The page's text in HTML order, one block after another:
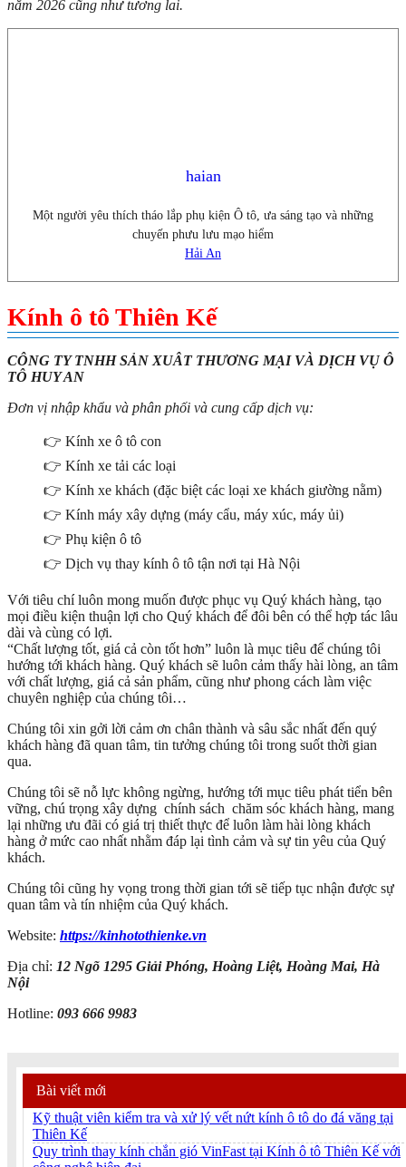
năm 2026 cũng như tương lai.
haian
Một người yêu thích tháo lắp phụ kiện Ô tô, ưa sáng tạo và những
chuyến phưu lưu mạo hiểm
Hải An
Kính ô tô Thiên Kế
CÔNG TY TNHH SẢN XUÂT THƯƠNG MẠI VÀ DỊCH VỤ Ô
TÔ HUY AN
Đơn vị nhập khẩu và phân phối và cung cấp dịch vụ:
👉 Kính xe ô tô con
👉 Kính xe tải các loại
👉 Kính xe khách (đặc biệt các loại xe khách giường nằm)
👉 Kính máy xây dựng (máy cẩu, máy xúc, máy ủi)
👉 Phụ kiện ô tô
👉 Dịch vụ thay kính ô tô tận nơi tại Hà Nội
Với tiêu chí luôn mong muốn được phục vụ Quý khách hàng, tạo
mọi điều kiện thuận lợi cho Quý khách để đôi bên có thể hợp tác lâu
dài và cùng có lợi.
“Chất lượng tốt, giá cả còn tốt hơn” luôn là mục tiêu để chúng tôi
hướng tới khách hàng. Quý khách sẽ luôn cảm thấy hài lòng, an tâm
với chất lượng, giá cả sản phẩm, cũng như phong cách làm việc
chuyên nghiệp của chúng tôi…
Chúng tôi xin gởi lời cảm ơn chân thành và sâu sắc nhất đến quý
khách hàng đã quan tâm, tin tưởng chúng tôi trong suốt thời gian
qua.
Chúng tôi sẽ nỗ lực không ngừng, hướng tới mục tiêu phát tiển bên
vững, chú trọng xây dựng chính sách chăm sóc khách hàng, mang
lại những ưu đãi có giá trị thiết thực để luôn làm hài lòng khách
hàng ở mức cao nhất nhằm đáp lại tình cảm và sự tin yêu của Quý
khách.
Chúng tôi cũng hy vọng trong thời gian tới sẽ tiếp tục nhận được sự
quan tâm và tín nhiệm của Quý khách.
Website: https://kinhotothienke.vn
Địa chỉ: 12 Ngõ 1295 Giải Phóng, Hoàng Liệt, Hoàng Mai, Hà
Nội
Hotline: 093 666 9983
Bài viết mới
Kỹ thuật viên kiểm tra và xử lý vết nứt kính ô tô do đá văng tại
Thiên Kế
Quy trình thay kính chắn gió VinFast tại Kính ô tô Thiên Kế với